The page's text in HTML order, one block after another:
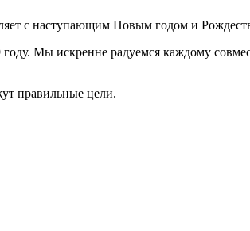
с наступающим Новым годом и
Мы искренне радуемся каждому
правильные цели.